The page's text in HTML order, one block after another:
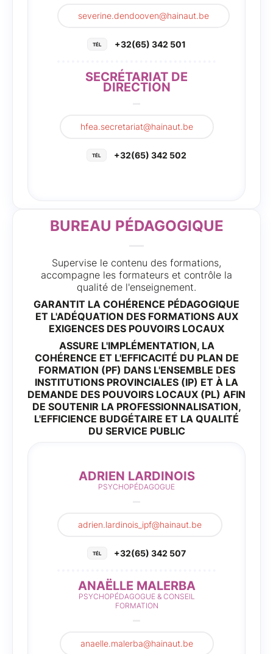
severine.dendooven@hainaut.be
+32(65) 342 501
SECRÉTARIAT DE
DIRECTION
hfea.secretariat@hainaut.be
+32(65) 342 502
BUREAU PÉDAGOGIQUE
Supervise le contenu des formations,
accompagne les formateurs et contrôle la
qualité de l'enseignement.
GARANTIT LA COHÉRENCE PÉDAGOGIQUE
ET L'ADÉQUATION DES FORMATIONS AUX
EXIGENCES DES POUVOIRS LOCAUX
ASSURE L'IMPLÉMENTATION, LA
COHÉRENCE ET L'EFFICACITÉ DU PLAN DE
FORMATION (PF) DANS L'ENSEMBLE DES
INSTITUTIONS PROVINCIALES (IP) ET À LA
DEMANDE DES POUVOIRS LOCAUX (PL) AFIN
DE SOUTENIR LA PROFESSIONNALISATION,
L'EFFICIENCE BUDGÉTAIRE ET LA QUALITÉ
DU SERVICE PUBLIC
ADRIEN LARDINOIS
PSYCHOPÉDAGOGUE
adrien.lardinois_ipf@hainaut.be
+32(65) 342 507
ANAËLLE MALERBA
PSYCHOPÉDAGOGUE & CONSEIL
FORMATION
anaelle.malerba@hainaut.be